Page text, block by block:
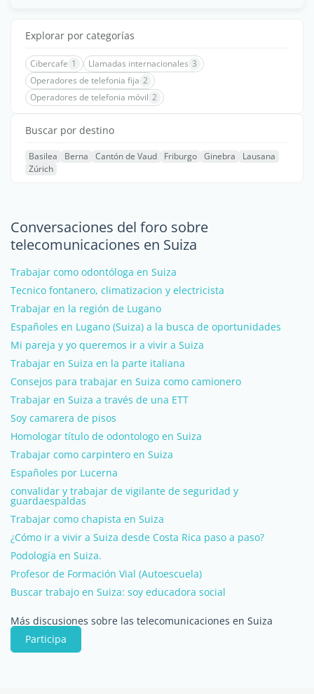
Explorar por categorías
Cibercafe 1 Llamadas internacionales 3
Operadores de telefonia fija 2
Operadores de telefonia móvil 2
Buscar por destino
Basilea Berna Cantón de Vaud Friburgo Ginebra
Lausana
Zúrich
Conversaciones del foro sobre
telecomunicaciones en Suiza
Trabajar como odontóloga en Suiza
Tecnico fontanero, climatizacion y electricista
Trabajar en la región de Lugano
Españoles en Lugano (Suiza) a la busca de oportunidades
Mi pareja y yo queremos ir a vivir a Suiza
Trabajar en Suiza en la parte italiana
Consejos para trabajar en Suiza como camionero
Trabajar en Suiza a través de una ETT
Soy camarera de pisos
Homologar título de odontologo en Suiza
Trabajar como carpintero en Suiza
Españoles por Lucerna
convalidar y trabajar de vigilante de seguridad y
guardaespaldas
Trabajar como chapista en Suiza
¿Cómo ir a vivir a Suiza desde Costa Rica paso a paso?
Podología en Suiza.
Profesor de Formación Vial (Autoescuela)
Buscar trabajo en Suiza: soy educadora social
Más discusiones sobre las telecomunicaciones en Suiza
Participa